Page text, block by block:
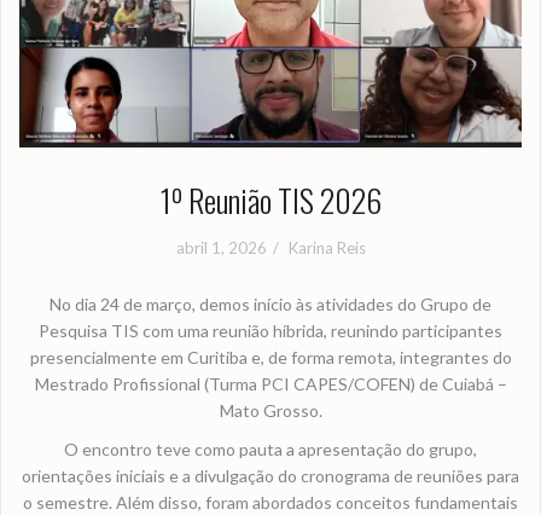
1º Reunião TIS 2026
abril 1, 2026 Karina Reis
No dia 24 de março, demos início às atividades do Grupo de
Pesquisa TIS com uma reunião híbrida, reunindo participantes
presencialmente em Curitiba e, de forma remota, integrantes do
Mestrado Profissional (Turma PCI CAPES/COFEN) de Cuiabá –
Mato Grosso.
O encontro teve como pauta a apresentação do grupo,
orientações iniciais e a divulgação do cronograma de reuniões para
o semestre. Além disso, foram abordados conceitos fundamentais